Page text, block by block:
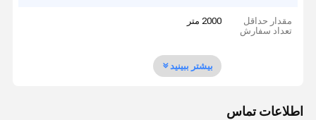
مقدار حداقل
تعداد سفارش
2000 متر
بیشتر ببینید
اطلاعات تماس